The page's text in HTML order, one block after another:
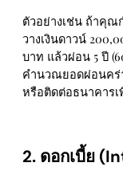
ตัวอย่างเช่น ถ้าคุณ
วางเงินดาวน์
บาท แล้วผ่อน 5 ปี
คำนวณยอดผ่อนคร่
หรือติดต่อธนาคาร
2. ดอกเบี้ย